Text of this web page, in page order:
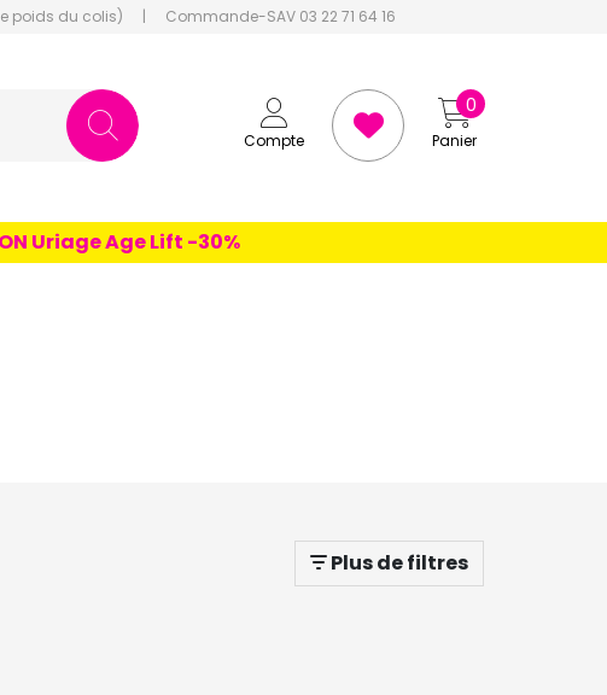
poids du colis) | Commande-SAV 03 22 71 64 16
Compte Panier
0
Uriage Age Lift -30%
Plus de filtres